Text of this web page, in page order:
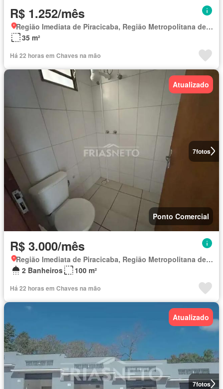
R$ 1.252/mês
Região Imediata de Piracicaba, Região Metropolitana de Piracicaba
35 m²
Há 22 horas em Chaves na mão
7fotos
Atualizado
Ponto Comercial
R$ 3.000/mês
Região Imediata de Piracicaba, Região Metropolitana de Piracicaba
2 Banheiros
100 m²
Há 22 horas em Chaves na mão
7fotos
Atualizado